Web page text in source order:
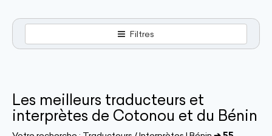
Filtres
Les meilleurs traducteurs et
interprètes de Cotonou et du Bénin